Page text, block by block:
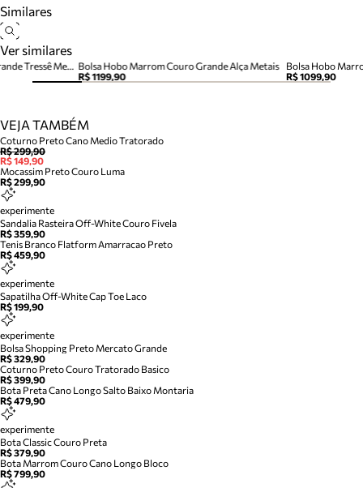
Similares
Ver similares
Bolsa Hobo Marrom Couro Grande Alça Metais
R$ 1199,90
Bolsa Hobo
R$ 1099,90
Bolsa Hobo Marrom Escuro Grande Tressê Metal Orgânico
VEJA TAMBÉM
Coturno Preto Cano Medio Tratorado
R$ 299,90
R$ 149,90
Mocassim Preto Couro Luma
R$ 299,90
experimente
Sandalia Rasteira Off-White Couro Fivela
R$ 359,90
Tenis Branco Flatform Amarracao Preto
R$ 459,90
experimente
Sapatilha Off-White Cap Toe Laco
R$ 199,90
experimente
Bolsa Shopping Preto Mercato Grande
R$ 329,90
Coturno Preto Couro Tratorado Basico
R$ 399,90
Bota Preta Cano Longo Salto Baixo Montaria
R$ 479,90
experimente
Bota Classic Couro Preta
R$ 379,90
Bota Marrom Couro Cano Longo Bloco
R$ 799,90